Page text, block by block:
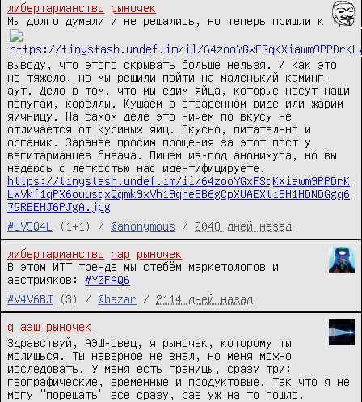
либертарианство
рыночек
Мы долго думали и не решались, но теперь пришли к
выводу, что этого скрывать больше нельзя. И как это
не тяжело, но мы решили пойти на маленький каминг-
аут. Дело в том, что мы едим яйца, которые несут наши
попугаи, кореллы. Кушаем в отваренном виде или жарим
яичницу. На самом деле это ничем по вкусу не
отличается от куриных яиц. Вкусно, питательно и
органик. Заранее просим прощения за этот пост у
вегитарианцев бнвача. Пишем из-под анонимуса, но вы
https://tinystash.undef.im/il/64zooYGxFSqKXiawm9PPDrK
LWVkf1qPX6ouusqxQqmk9xVh19qneEB6gCpXUAEXti5H1HDNDGgq6
7GRBEHJ6PJgA.jpg
#UV5Q4L
(1+1) / @anonymous / 2048 дней назад
либертарианство nap
рыночек
В этом ИТТ тренде мы стебём маркетологов и
австрияков: #YZFAQ6
#V4V6BJ
(3) / @bazar / 2114 дней назад
q аэш рыночек
Здравствуй, АЭШ-овец, я рыночек, которому ты
молишься. Ты наверное не знал, но меня можно
исследовать. У меня есть границы, сразу три:
географические, временные и продуктовые. Так что я не
могу "порешать" все сразу, раз уж на то пошло.